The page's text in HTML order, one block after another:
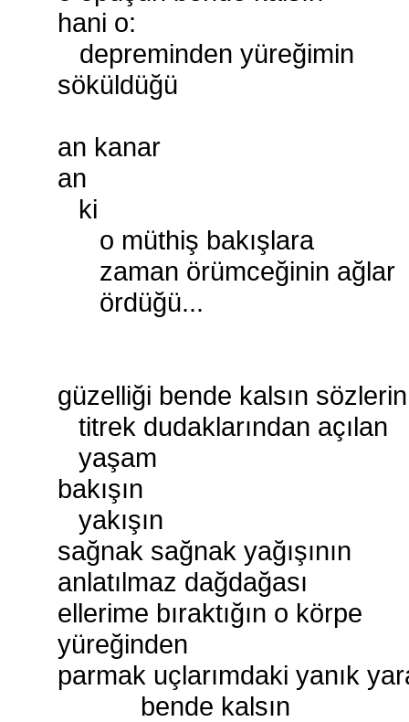
hani o:
depreminden yüreğimin
söküldüğü
an kanar
an
ki
o müthiş bakışlara
zaman örümceğinin ağlar
ördüğü...
güzelliği bende kalsın sözlerin
titrek dudaklarından açılan
yaşam
bakışın
yakışın
sağnak sağnak yağışının
anlatılmaz dağdağası
ellerime bıraktığın o körpe
yüreğinden
parmak uçlarımdaki yanık
bende kalsın